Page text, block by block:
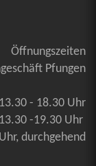
Öffnungszeiten
Pfungen
- 18.30 Uhr
-19.30 Uhr
durchgehend